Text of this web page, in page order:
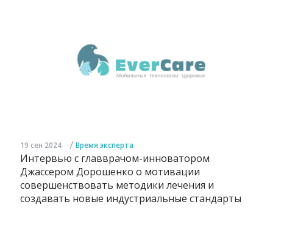
19 сен 2024 / Время эксперта
Интервью с главврачом-инноватором
Джассером Дорошенко о мотивации
совершенствовать методики лечения и
создавать новые индустриальные стандарты